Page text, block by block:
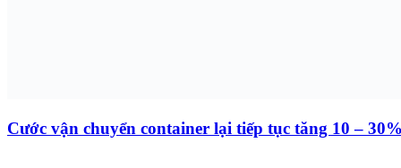
Cước vận chuyển container lại tiếp tục tăng 10 –